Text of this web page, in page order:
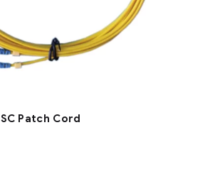
SC Patch Cord